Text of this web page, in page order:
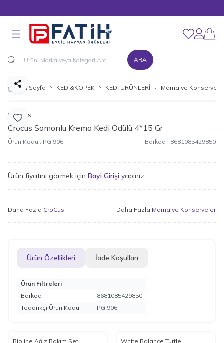
ARA
Hesabım
Favorilerim
Ana Sayfa KEDİ&KÖPEK KEDİ ÜRÜNLERİ Mama ve
Favoriye Ekle
Paylaş
CroCus
Crocus Somonlu Krema Kedi Ödülü 4*15 Gr
Ürün Kodu : PGI906 Barkod : 8681085429850
Ürün fiyatını görmek için Bayi Girişi yapınız
Daha Fazla CroCus Daha Fazla Mama ve Konserveler
Ürün Özellikleri İade Koşulları
Ürün Filtreleri
Barkod
:
8681085429850
Tedarikçi Ürün Kodu
: PGI906
Bioline Ağız Bakım Seti
White Balance Turtle